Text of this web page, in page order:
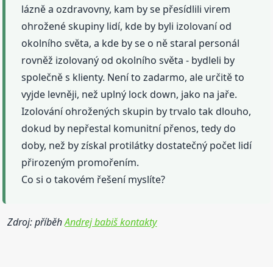
lázně a ozdravovny, kam by se přesídlili virem
ohrožené skupiny lidí, kde by byli izolovaní od
okolního světa, a kde by se o ně staral personál
rovněž izolovaný od okolního světa - bydleli by
společně s klienty. Není to zadarmo, ale určitě to
vyjde levněji, než uplný lock down, jako na jaře.
Izolování ohrožených skupin by trvalo tak dlouho,
dokud by nepřestal komunitní přenos, tedy do
doby, než by získal protilátky dostatečný počet lidí
přirozeným promořením.
Co si o takovém řešení myslíte?
Zdroj: příběhAndrej babiš kontakty